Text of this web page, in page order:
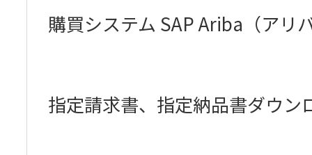
く
購買システム SAP Ariba（アリ
指定請求書、指定納品書ダウン